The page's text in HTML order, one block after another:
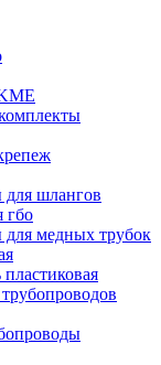
для шлангов
гбо
для медных трубок